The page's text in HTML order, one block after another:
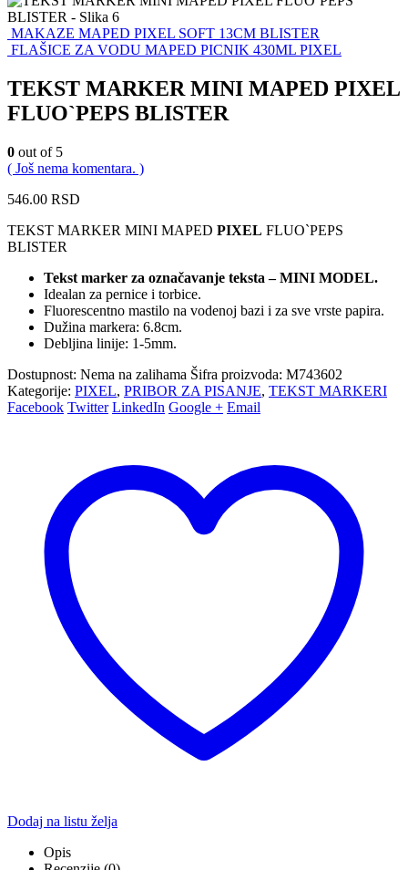
MAKAZE MAPED PIXEL SOFT 13CM BLISTER
FLAŠICE ZA VODU MAPED PICNIK 430ML PIXEL
TEKST MARKER MINI MAPED PIXEL
FLUO`PEPS BLISTER
0 out of 5
( Još nema komentara. )
546.00 RSD
TEKST MARKER MINI MAPED PIXEL FLUO`PEPS
BLISTER
Tekst marker za označavanje teksta – MINI MODEL.
Idealan za pernice i torbice.
Fluorescentno mastilo na vodenoj bazi i za sve vrste papira.
Dužina markera: 6.8cm.
Debljina linije: 1-5mm.
Dostupnost: Nema na zalihama Šifra proizvoda: M743602
Kategorije: PIXEL, PRIBOR ZA PISANJE, TEKST MARKERI
Facebook Twitter LinkedIn Google + Email
Dodaj na listu želja
Opis